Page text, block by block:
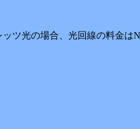
ツ光の場合、光回線の料金は